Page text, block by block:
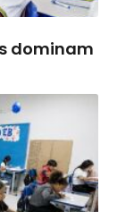
dominam